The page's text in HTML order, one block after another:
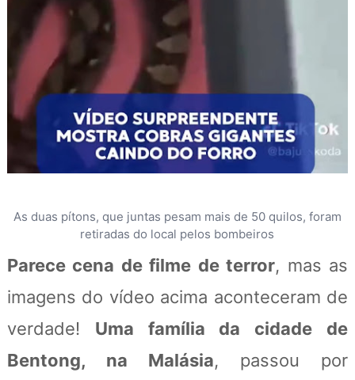
As duas pítons, que juntas pesam mais de 50 quilos, foram
retiradas do local pelos bombeiros
Parece cena de filme de terror, mas as
imagens do vídeo acima aconteceram de
verdade! Uma família da cidade de
Bentong, na Malásia, passou por